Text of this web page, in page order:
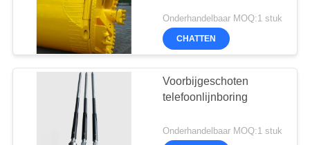
Onderhandelbaar MOQ:1 stuk
CHATTEN
Voorbijgeschoten
telefoonlijnboring
Onderhandelbaar MOQ:1 stuk